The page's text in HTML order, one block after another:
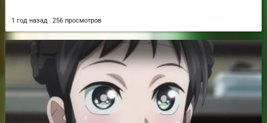
1 год назад 256 просмотров